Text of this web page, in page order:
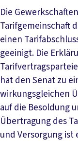
Die
Tarifgemeinschaft
einen
geeinigt. Die
hat den Senat zu
wirkungsgleichen
auf die Besoldung
Übertragung des
und Versorgung ist